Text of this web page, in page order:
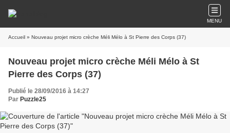
MENU
Accueil » Nouveau projet micro crèche Méli Mélo à St Pierre des Corps (37)
Nouveau projet micro crèche Méli Mélo à St
Pierre des Corps (37)
Publié le 28/09/2016 à 14:27
Par Puzzle25